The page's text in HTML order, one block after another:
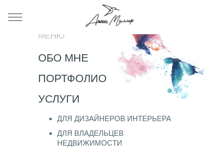
ОБО МНЕ
ДЛЯ ДИЗАЙНЕРОВ ИНТЕРЬЕРА
МЕНЮ
ПОРТФОЛИО
УСЛУГИ
ДЛЯ ВЛАДЕЛЬЦЕВ
НЕДВИЖИМОСТИ
ДЛЯ ДИЗАЙНЕРОВ ИНТЕРЬЕРА
ДЛЯ ВЛАДЕЛЬЦЕВ
НЕДВИЖИМОСТИ